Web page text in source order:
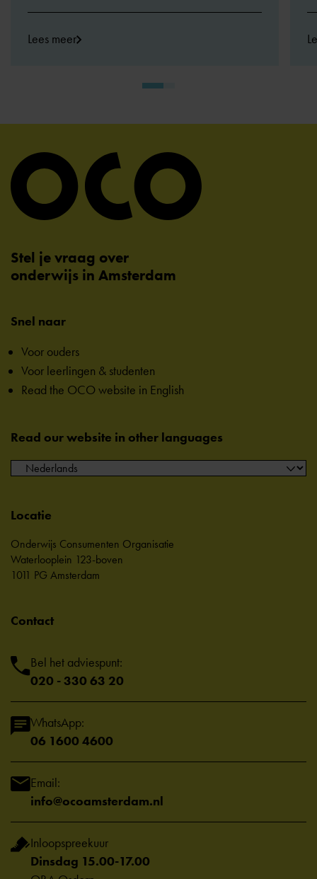
Lees meer
Stel je vraag over
onderwijs in Amsterdam
Snel naar
Voor ouders
Voor leerlingen & studenten
Read the OCO website in English
Read our website in other languages
Locatie
Onderwijs Consumenten Organisatie
Waterlooplein 123-boven
1011 PG Amsterdam
Contact
Bel het adviespunt:
020 - 330 63 20
WhatsApp:
06 1600 4600
Email:
info@ocoamsterdam.nl
Inloopspreekuur
Dinsdag 15.00-17.00